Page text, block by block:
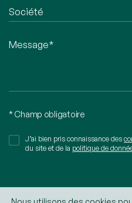
* Champ obligatoire
J’ai bien pris connaissance des
du site et de la politique de